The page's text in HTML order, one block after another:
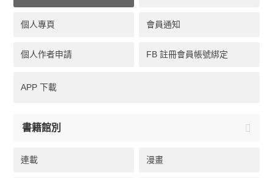
個人專頁 會員通知
個人作者申請 FB 註冊會員帳號綁定
APP 下載
書籍館別
連載 漫畫